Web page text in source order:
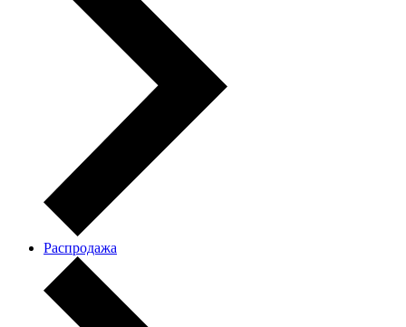
Распродажа